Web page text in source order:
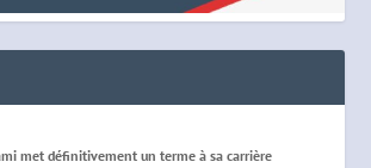
met définitivement un terme à sa carrière